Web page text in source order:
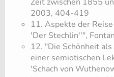
2003, 404-419
11. Aspekte der
'Der Stechlin''",
12. "Die Schönheit
einer semiotischen
'Schach von